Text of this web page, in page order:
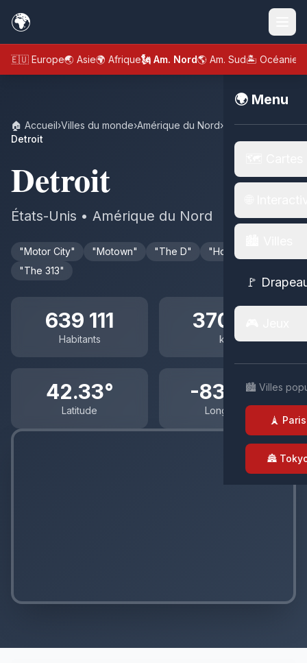
🌍
🇪🇺 Europe🌏 Asie🌍 Afrique🗽 Am. Nord🌎 Am. Sud🏝️ Océanie
🌍 Menu
🚩
🏙️ Villes
🗼 Paris
🏯
🏠 Accueil›Villes du monde›Amérique du Nord› États-Unis›
Detroit
Detroit
États-Unis • Amérique du Nord
"Motor City" "Motown" "The D"
"Hockeytown"
"The 313"
639 111
Habitants
370.03
km²
42.33°
Latitude
-83.05°
Longitude